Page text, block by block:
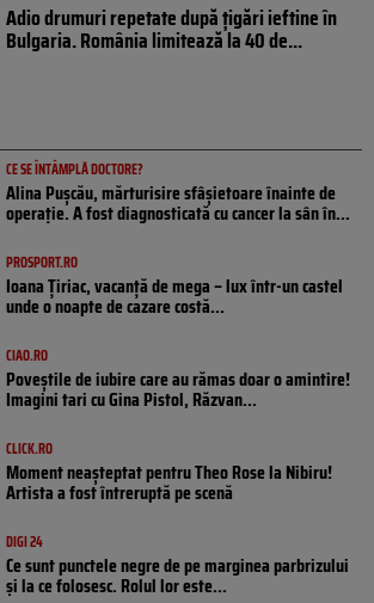
Adio drumuri repetate după țigări ieftine în
Bulgaria. România limitează la 40 de...
CE SE ÎNTÂMPLĂ DOCTORE?
Alina Pușcău, mărturisire sfâșietoare înainte de
operație. A fost diagnosticată cu cancer la sân în...
PROSPORT.RO
Ioana Țiriac, vacanță de mega – lux într-un castel
unde o noapte de cazare costă...
CIAO.RO
Poveştile de iubire care au rămas doar o amintire!
Imagini tari cu Gina Pistol, Răzvan...
CLICK.RO
Moment neașteptat pentru Theo Rose la Nibiru!
Artista a fost întreruptă pe scenă
DIGI 24
Ce sunt punctele negre de pe marginea parbrizului
și la ce folosesc. Rolul lor este...